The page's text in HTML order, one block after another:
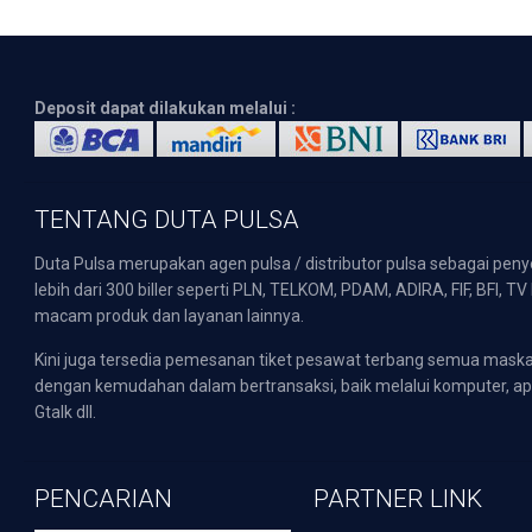
Deposit dapat dilakukan melalui :
TENTANG DUTA PULSA
Duta Pulsa merupakan agen pulsa / distributor pulsa sebagai
lebih dari 300 biller seperti PLN, TELKOM, PDAM, ADIRA, FIF,
macam produk dan layanan lainnya.
Kini juga tersedia pemesanan tiket pesawat terbang semua
dengan kemudahan dalam bertransaksi, baik melalui komputer,
Gtalk dll.
PENCARIAN PARTNER LINK